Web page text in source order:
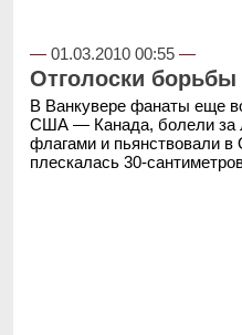
— 01.03.2010 00:55—
Отголоски борьбы
В Ванкувере фанаты еще
США — Канада, болели за
флагами и пьянствовали в
плескалась 30-